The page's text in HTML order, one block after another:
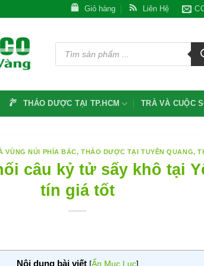
Giỏ hàng Liên Hệ
Tìm
kiếm
phẩm
THẢO DƯỢC TẠI TP.HCM TRÀ VÀ CUỘC
VÙNG NÚI PHÍA BẮC,THẢO DƯỢC TẠI TUYÊN QUANG,
câu kỷ tử sấy khô tại
tín giá tốt
Nội dung bài viết [Ẩn Mục Lục]